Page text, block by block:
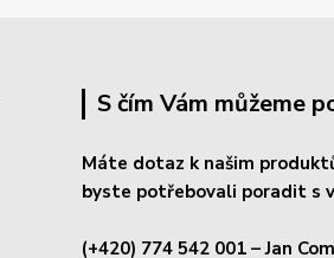
S čím Vám můžeme
Máte dotaz k našim
byste potřebovali poradit s
(+420) 774 542 001 – Jan